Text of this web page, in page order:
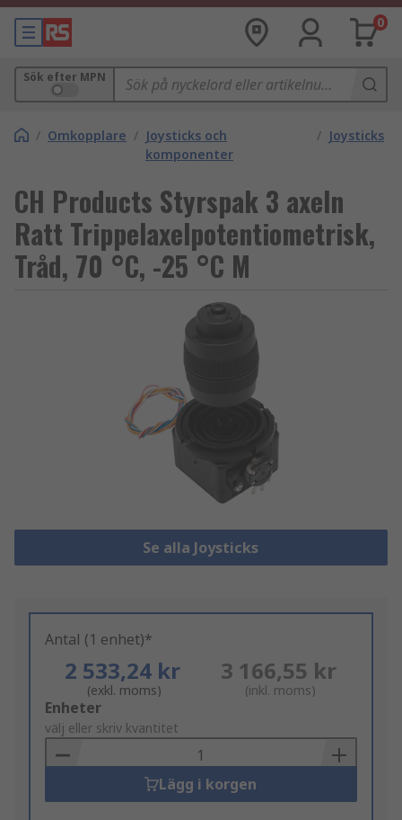
0
Sök efter MPN
/ Omkopplare / Joysticks och
komponenter
/ Joysticks
CH Products Styrspak 3 axeln
Ratt Trippelaxelpotentiometrisk,
Tråd, 70 °C, -25 °C M
Se alla Joysticks
Antal (1 enhet)*
2 533,24 kr
(exkl. moms)
3 166,55 kr
(inkl. moms)
Add
to
Basket
Enheter
välj eller skriv kvantitet
Lägg i korgen